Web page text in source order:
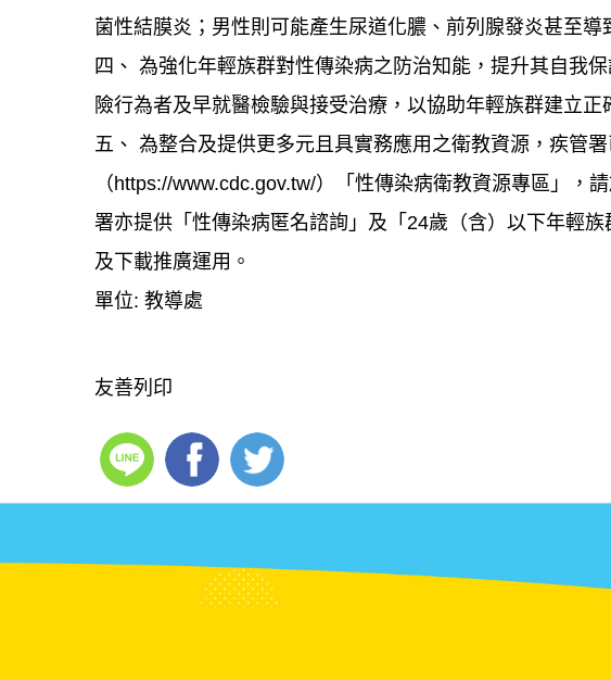
菌性結膜炎；男性則可能產生尿道化膿、前列腺發炎甚至導
四、 為強化年輕族群對性傳染病之防治知能，提升其自我
險行為者及早就醫檢驗與接受治療，以協助年輕族群建立
五、 為整合及提供更多元且具實務應用之衛教資源，疾管
（https://www.cdc.gov.tw/）「性傳染病衛教資源專區」
署亦提供「性傳染病匿名諮詢」及「24歲（含）以下年輕
及下載推廣運用。
單位: 教導處
友善列印